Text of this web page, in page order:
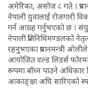
अमेरिका, असोज ८ गते ।
नेपाली युवालाई रोजगारी
गर्न आग्रह गर्नुभएको छ ।
नेपाली प्रतिनिधिमण्डलको
रहनुभएका प्रधानमन्त्री ओलीले
आयोजित वल्ड लिडर्स
रूपमा बाँच्न पाउने अधिकार
आकाङ्क्षा अघि सारिएको